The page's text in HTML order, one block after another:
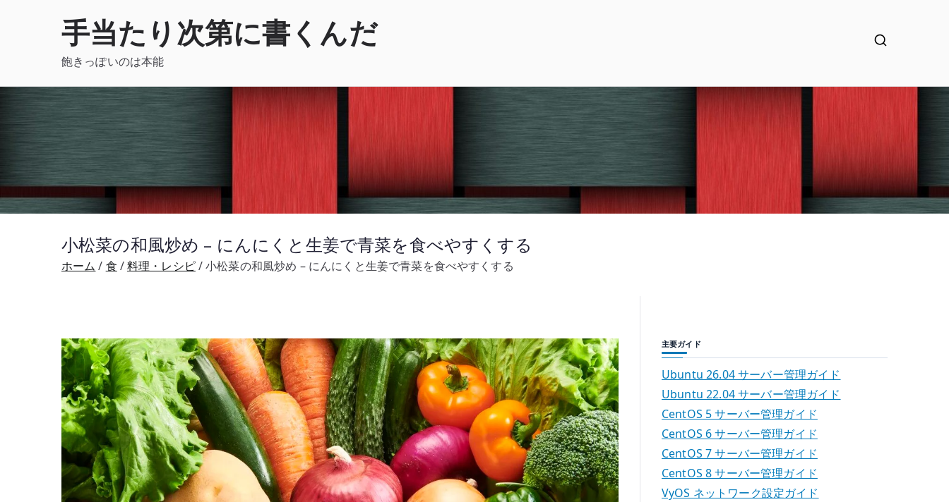
手当たり次第に書くんだ
飽きっぽいのは本能
小松菜の和風炒め – にんにくと生姜で青菜を食べやすくする
ホーム 食 料理・レシピ 小松菜の和風炒め – にんにくと生姜で青菜を食べやすくする
主要ガイド
Ubuntu 26.04 サーバー管理ガイド
Ubuntu 22.04 サーバー管理ガイド
CentOS 5 サーバー管理ガイド
CentOS 6 サーバー管理ガイド
CentOS 7 サーバー管理ガイド
CentOS 8 サーバー管理ガイド
VyOS ネットワーク設定ガイド